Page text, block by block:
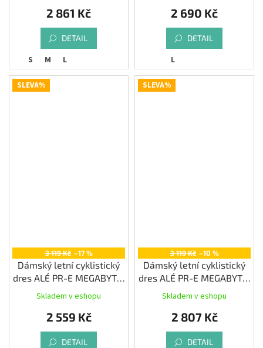
2 861 Kč
DETAIL
S M L
2 690 Kč
DETAIL
L
SLEVA%
3 119 Kč –17 %
Dámský letní cyklistický
dres ALÉ PR-E MEGABYTE,
mint green
Skladem v eshopu
2 559 Kč
DETAIL
SLEVA%
3 119 Kč –10 %
Dámský letní cyklistický
dres ALÉ PR-E MEGABYTE,
Skladem v eshopu
2 807 Kč
DETAIL